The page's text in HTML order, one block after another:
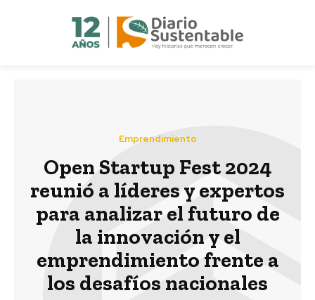
Emprendimiento
Open Startup Fest 2024
reunió a líderes y expertos
para analizar el futuro de
la innovación y el
emprendimiento frente a
los desafíos nacionales